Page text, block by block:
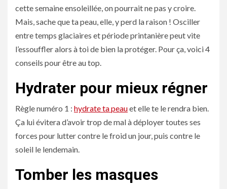
cette semaine ensoleillée, on pourrait ne pas y croire.
Mais, sache que ta peau, elle, y perd la raison ! Osciller
entre temps glaciaires et période printanière peut vite
l’essouffler alors à toi de bien la protéger. Pour ça, voici 4
conseils pour être au top.
Hydrater pour mieux régner
Règle numéro 1 : hydrate ta peauet elle te le rendra bien.
Ça lui évitera d’avoir trop de mal à déployer toutes ses
forces pour lutter contre le froid un jour, puis contre le
soleil le lendemain.
Tomber les masques